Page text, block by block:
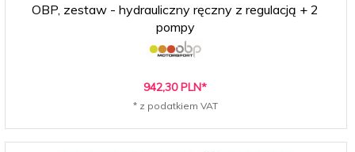
OBP, zestaw - hydrauliczny ręczny z regulacją + 2
pompy
942,30 PLN*
* z podatkiem VAT